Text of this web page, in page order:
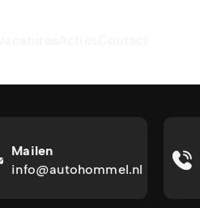
Mailen
info@autohommel.nl